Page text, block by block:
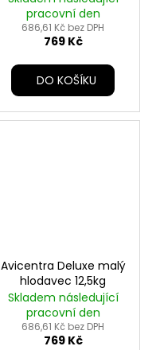
pracovní den
686,61 Kč bez DPH
769 Kč
DO KOŠÍKU
Avicentra Deluxe malý
hlodavec 12,5kg
Skladem následující
pracovní den
686,61 Kč bez DPH
769 Kč